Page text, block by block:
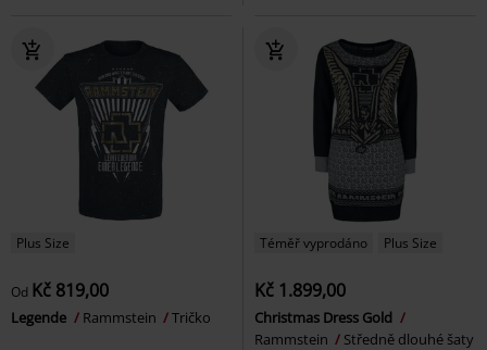
Plus Size
Od Kč 819,00
Legende Rammstein Tričko
Téměř vyprodáno Plus Size
Kč 1.899,00
Christmas Dress Gold
Rammstein
Středně dlouhé šaty